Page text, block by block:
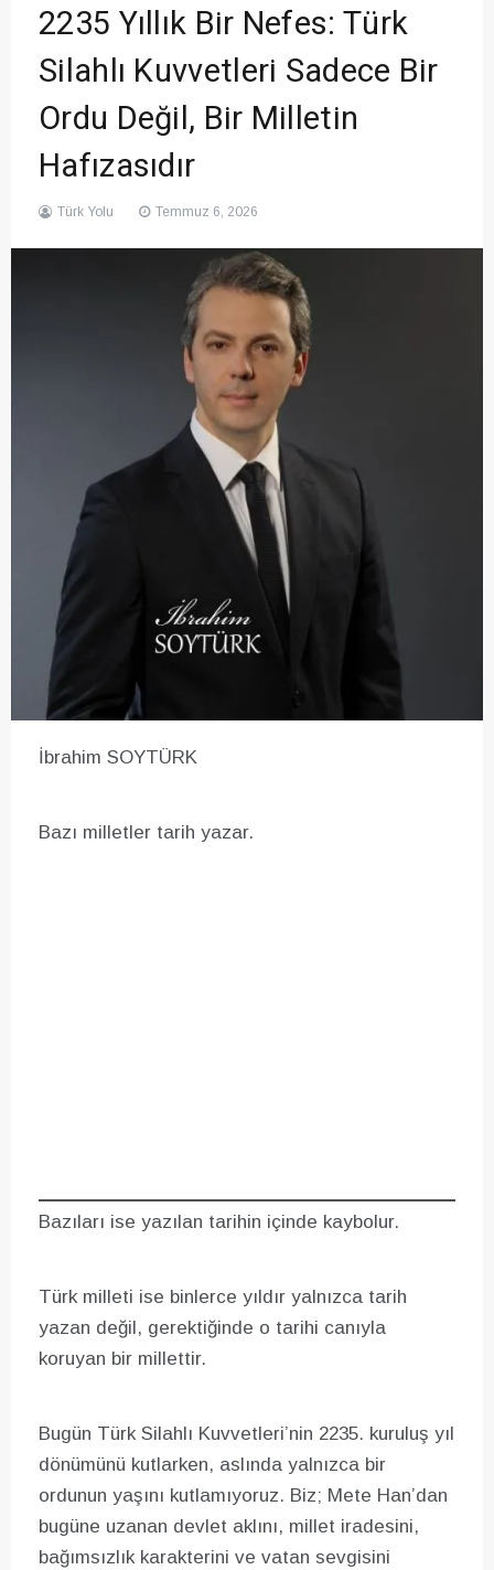
2235 Yıllık Bir Nefes: Türk
Silahlı Kuvvetleri Sadece Bir
Ordu Değil, Bir Milletin
Hafızasıdır
Türk Yolu Temmuz 6, 2026
İbrahim SOYTÜRK
Bazı milletler tarih yazar.
Bazıları ise yazılan tarihin içinde kaybolur.
Türk milleti ise binlerce yıldır yalnızca tarih
yazan değil, gerektiğinde o tarihi canıyla
koruyan bir millettir.
Bugün Türk Silahlı Kuvvetleri’nin 2235. kuruluş yıl
dönümünü kutlarken, aslında yalnızca bir
ordunun yaşını kutlamıyoruz. Biz; Mete Han’dan
bugüne uzanan devlet aklını, millet iradesini,
bağımsızlık karakterini ve vatan sevgisini